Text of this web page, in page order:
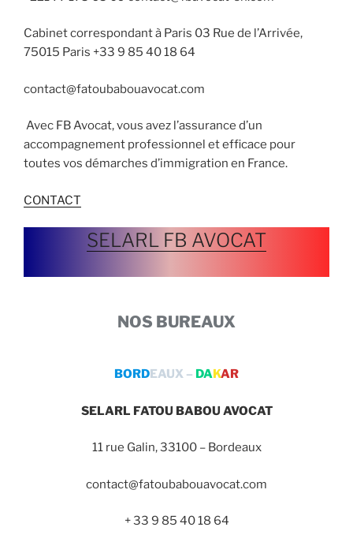
Cabinet correspondant à Paris 03 Rue de l’Arrivée,
75015 Paris +33 9 85 40 18 64
contact@fatoubabouavocat.com
Avec FB Avocat, vous avez l’assurance d’un
accompagnement professionnel et efficace pour
toutes vos démarches d’immigration en France.
CONTACT
SELARL FB AVOCAT
NOS BUREAUX
BORDEAUX – DAKAR
SELARL FATOU BABOU AVOCAT
11 rue Galin, 33100 – Bordeaux
contact@fatoubabouavocat.com
+ 33 9 85 40 18 64